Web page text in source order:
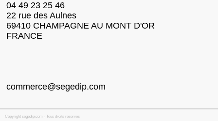
04 49 23 25 46
22 rue des Aulnes
69410 CHAMPAGNE AU MONT D'OR
FRANCE
commerce@segedip.com
Copyright segedip.com - Tous droits réservés